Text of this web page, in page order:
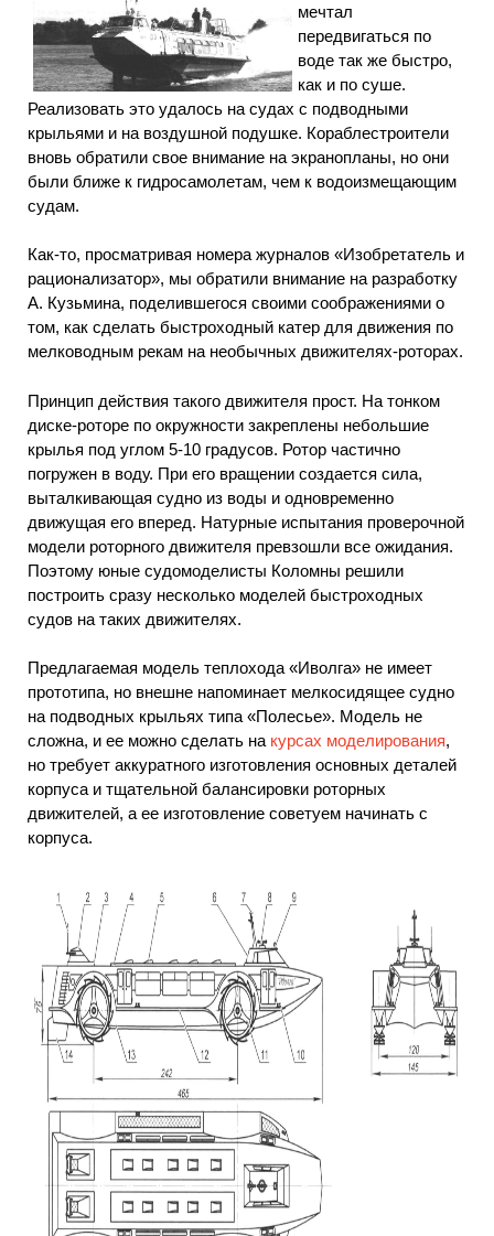
мечтал
передвигаться по
воде так же быстро,
как и по суше.
Реализовать это удалось на судах с подводными
крыльями и на воздушной подушке. Кораблестроители
вновь обратили свое внимание на экранопланы, но они
были ближе к гидросамолетам, чем к водоизмещающим
судам.
Как-то, просматривая номера журналов «Изобретатель и
рационализатор», мы обратили внимание на разработку
А. Кузьмина, поделившегося своими соображениями о
том, как сделать быстроходный катер для движения по
мелководным рекам на необычных движителях-роторах.
Принцип действия такого движителя прост. На тонком
диске-роторе по окружности закреплены небольшие
крылья под углом 5-10 градусов. Ротор частично
погружен в воду. При его вращении создается сила,
выталкивающая судно из воды и одновременно
движущая его вперед. Натурные испытания проверочной
модели роторного движителя превзошли все ожидания.
Поэтому юные судомоделисты Коломны решили
построить сразу несколько моделей быстроходных
судов на таких движителях.
Предлагаемая модель теплохода «Иволга» не имеет
прототипа, но внешне напоминает мелкосидящее судно
на подводных крыльях типа «Полесье». Модель не
сложна, и ее можно сделать на курсах моделирования,
но требует аккуратного изготовления основных деталей
корпуса и тщательной балансировки роторных
движителей, а ее изготовление советуем начинать с
корпуса.